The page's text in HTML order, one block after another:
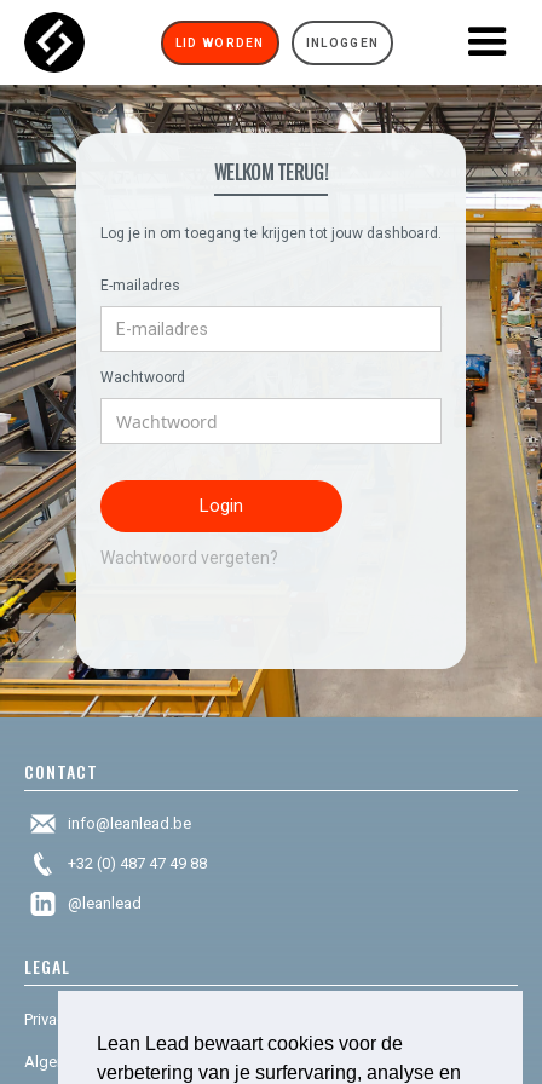
Lean Lead bewaart cookies voor de
verbetering van je surfervaring, analyse en
LID WORDEN INLOGGEN
WELKOM TERUG!
Log je in om toegang te krijgen tot jouw dashboard.
E-mailadres
Wachtwoord
Wachtwoord vergeten?
CONTACT
info@leanlead.be
+32 (0) 487 47 49 88
@leanlead
LEGAL
Privacy & cookies
Algemene voorwaarden